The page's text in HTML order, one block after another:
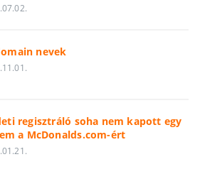
nevek
regisztráló soha nem kapott egy
a McDonalds.com-ért